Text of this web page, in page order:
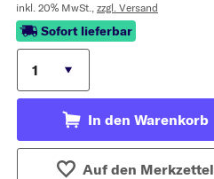
inkl. 20% MwSt., zzgl. Versand
Sofort lieferbar
In den Warenkorb
Auf den Merkzettel